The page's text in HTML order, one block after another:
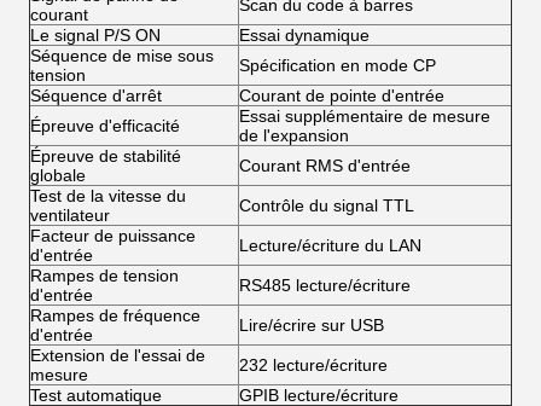
courant
Scan du code à barres
Le signal P/S ON
Essai dynamique
Séquence de mise sous
tension
Spécification en mode CP
Séquence d'arrêt
Courant de pointe d'entrée
Épreuve d'efficacité
Essai supplémentaire de mesure
de l'expansion
Épreuve de stabilité
globale
Courant RMS d'entrée
Test de la vitesse du
ventilateur
Contrôle du signal TTL
Facteur de puissance
d'entrée
Lecture/écriture du LAN
Rampes de tension
d'entrée
RS485 lecture/écriture
Rampes de fréquence
d'entrée
Lire/écrire sur USB
Extension de l'essai de
mesure
232 lecture/écriture
Test automatique
GPIB lecture/écriture